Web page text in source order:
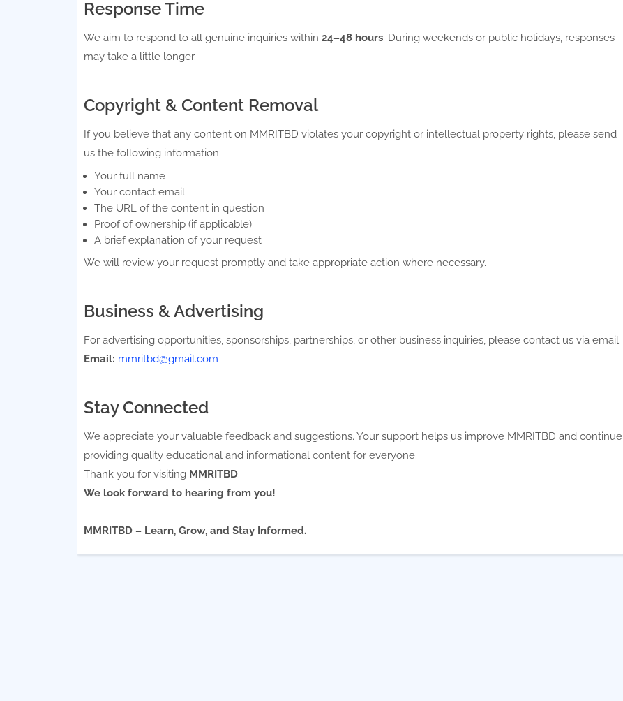
Response Time
We aim to respond to all genuine inquiries within 24–48 hours. During weekends or public holidays, responses
may take a little longer.
Copyright & Content Removal
If you believe that any content on MMRITBD violates your copyright or intellectual property rights, please send
us the following information:
Your full name
Your contact email
The URL of the content in question
Proof of ownership (if applicable)
A brief explanation of your request
We will review your request promptly and take appropriate action where necessary.
Business & Advertising
For advertising opportunities, sponsorships, partnerships, or other business inquiries, please contact us via email.
Email: mmritbd@gmail.com
Stay Connected
We appreciate your valuable feedback and suggestions. Your support helps us improve MMRITBD and continue
providing quality educational and informational content for everyone.
Thank you for visiting MMRITBD.
We look forward to hearing from you!
MMRITBD – Learn, Grow, and Stay Informed.